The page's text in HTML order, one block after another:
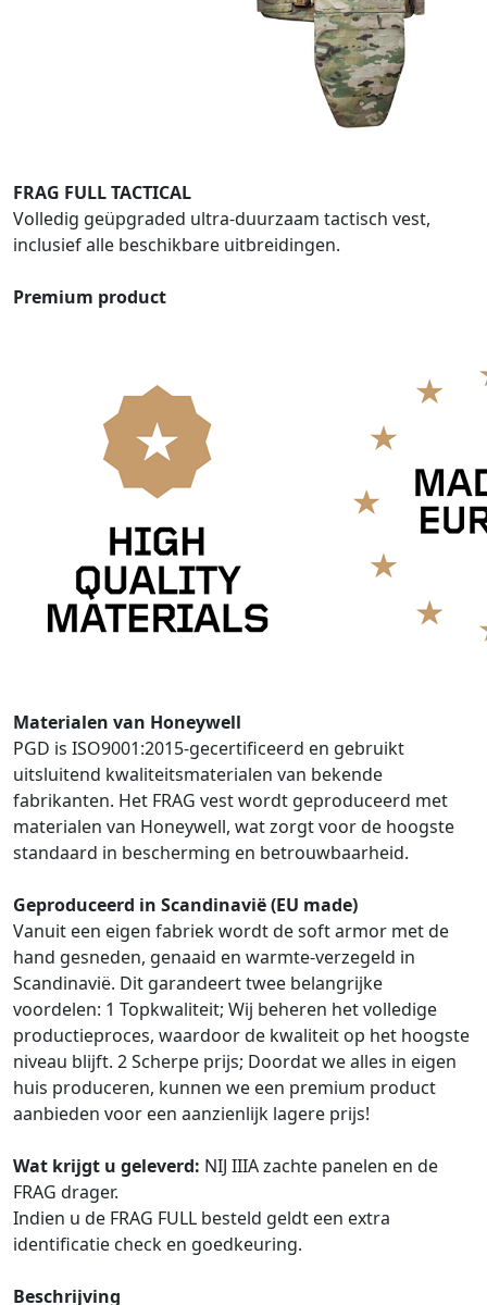
FRAG FULL TACTICAL
Volledig geüpgraded ultra-duurzaam tactisch vest,
inclusief alle beschikbare uitbreidingen.
Premium product
Materialen van Honeywell
PGD is ISO9001:2015-gecertificeerd en gebruikt
uitsluitend kwaliteitsmaterialen van bekende
fabrikanten. Het FRAG vest wordt geproduceerd met
materialen van Honeywell, wat zorgt voor de hoogste
standaard in bescherming en betrouwbaarheid.
Geproduceerd in Scandinavië (EU made)
Vanuit een eigen fabriek wordt de soft armor met de
hand gesneden, genaaid en warmte-verzegeld in
Scandinavië. Dit garandeert twee belangrijke
voordelen: 1 Topkwaliteit; Wij beheren het volledige
productieproces, waardoor de kwaliteit op het hoogste
niveau blijft. 2 Scherpe prijs; Doordat we alles in eigen
huis produceren, kunnen we een premium product
aanbieden voor een aanzienlijk lagere prijs!
Wat krijgt u geleverd: NIJ IIIA zachte panelen en de
FRAG drager.
Indien u de FRAG FULL besteld geldt een extra
identificatie check en goedkeuring.
Beschrijving